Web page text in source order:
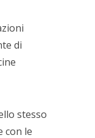
di
stesso
con le